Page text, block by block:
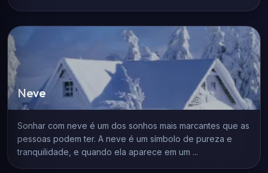
Neve
Sonhar com neve é um dos sonhos mais marcantes que as
pessoas podem ter. A neve é um símbolo de pureza e
tranquilidade, e quando ela aparece em um ...